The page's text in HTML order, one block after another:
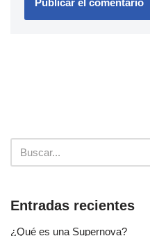
Entradas recientes
¿Qué es una Supernova?